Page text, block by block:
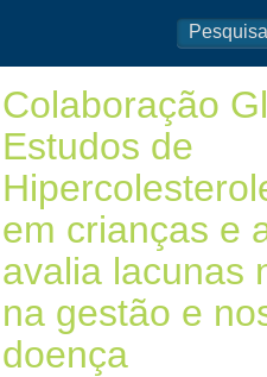
Colaboração
Estudos de
em crianças e
avalia lacunas
na gestão e
doença